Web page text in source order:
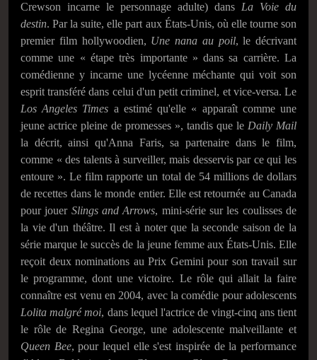
Crewson incarne le personnage adulte) dans La Voie du
destin. Par la suite, elle part aux États-Unis, où elle tourne son
premier film hollywoodien, Une nana au poil, le décrivant
comme une « étape très importante » dans sa carrière. La
comédienne y incarne une lycéenne méchante qui voit son
esprit transféré dans celui d'un petit criminel, et vice-versa. Le
Los Angeles Times a estimé qu'elle « apparaît comme une
jeune actrice pleine de promesses », tandis que le Daily Mail
la décrit, ainsi qu'Anna Faris, sa partenaire dans le film,
comme « des talents à surveiller, mais desservis par ce qui les
entoure ». Le film rapporte un total de 54 millions de dollars
de recettes dans le monde entier. Elle est retournée au Canada
pour jouer Slings and Arrows, mini-série sur les coulisses de
la vie d'un théâtre. Il est à noter que la seconde saison de la
série marque le succès de la jeune femme aux États-Unis. Elle
reçoit deux nominations au Prix Gemini pour son travail sur
le programme, dont une victoire. Le rôle qui allait la faire
connaître est venu en 2004, avec la comédie pour adolescents
Lolita malgré moi, dans lequel l'actrice de vingt-cinq ans tient
le rôle de Regina George, une adolescente malveillante et
Queen Bee, pour lequel elle s'est inspirée de la performance